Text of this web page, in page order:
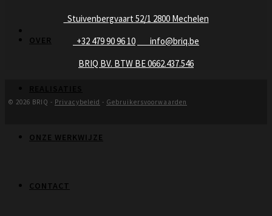
OVER
ONZE WERKWIJZE
CONTACT
Stuivenbergvaart 52/1 2800 Mechelen
+32 479 90 96 10
info@briq.be
BRIQ BV. BTW BE 0662.437.546
© 2026 BRIQ - Privacybeleid - Gebruikersvoorwaarden